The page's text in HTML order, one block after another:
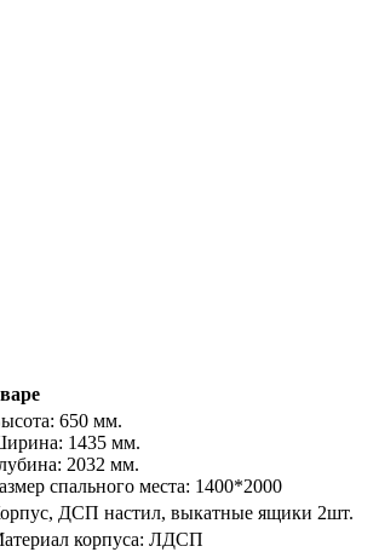
650 мм.
1435 мм.
2032 мм.
спального места: 1400*2000
ДСП настил, выкатные ящики 2шт.
корпуса: ЛДСП